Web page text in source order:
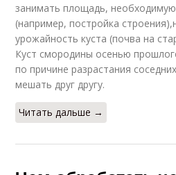
занимать площадь, необходимую
(например, постройка
урожайность куста (почва на
Куст смородины осенью
по причине разрастания
мешать друг другу.
Читать дальше →